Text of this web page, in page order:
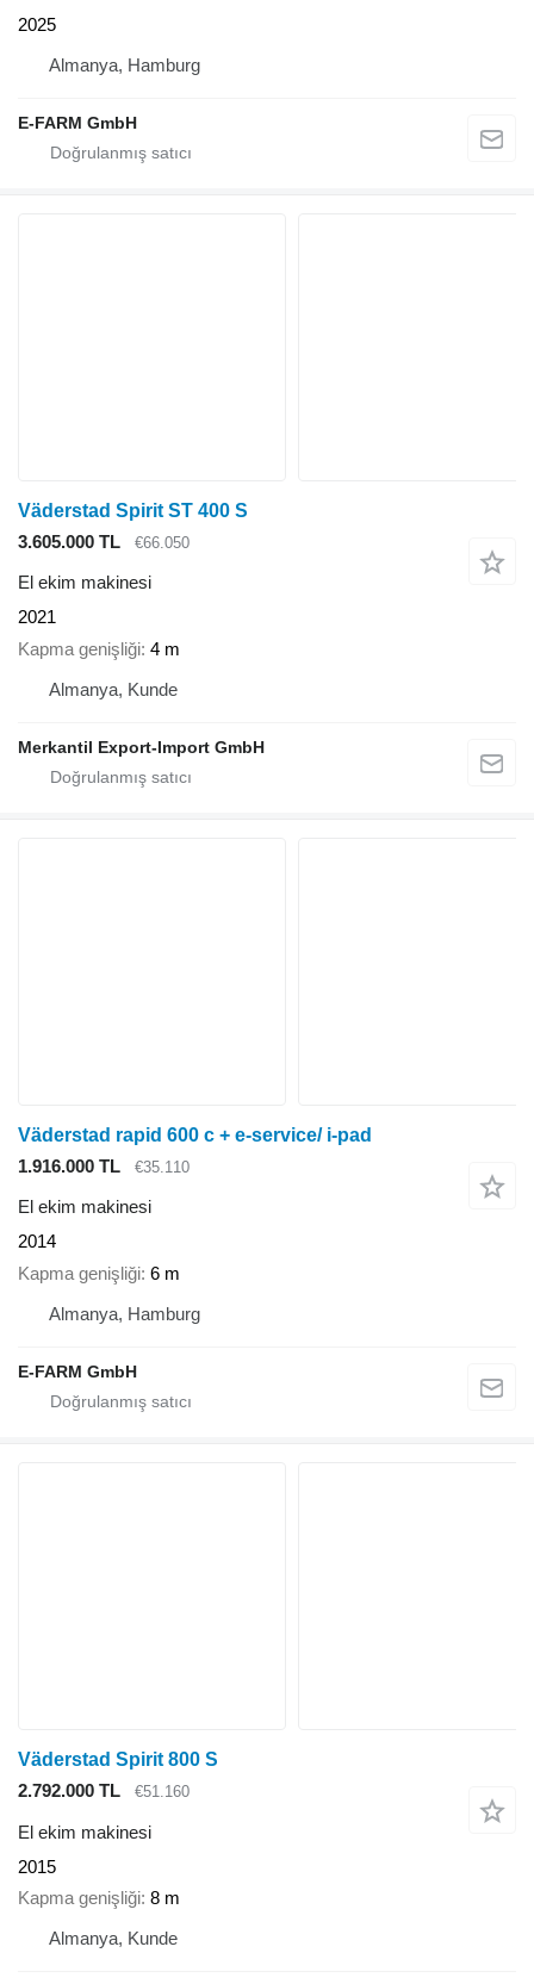
2025
Almanya, Hamburg
E-FARM GmbH
Väderstad Spirit ST 400 S
3.605.000 TL
€66.050
El ekim makinesi
2021
Kapma genişliği 4 m
Almanya, Kunde
Merkantil Export-Import GmbH
Väderstad rapid 600 c + e-service/ i-pad
1.916.000 TL
€35.110
El ekim makinesi
2014
Kapma genişliği 6 m
Almanya, Hamburg
E-FARM GmbH
Väderstad Spirit 800 S
2.792.000 TL
€51.160
El ekim makinesi
2015
Kapma genişliği 8 m
Almanya, Kunde